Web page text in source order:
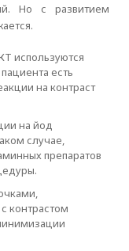
Но с развитием
используются
есть
на контраст
на йод
случае,
препаратов
контрастом